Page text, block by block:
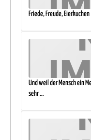
Friede, Freude, Eierkuchen
Und weil der Mensch ein
sehr …